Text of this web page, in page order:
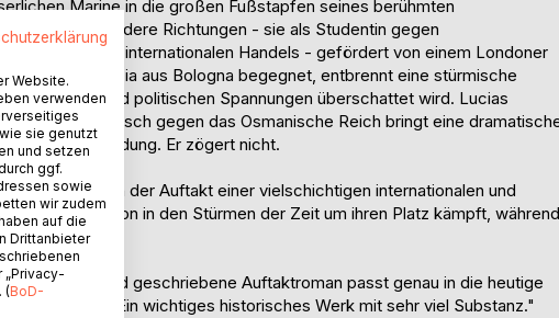
Marine in die großen Fußstapfen seines berühmten
drängen in andere Richtungen - sie als Studentin gegen
Welt des internationalen Handels - gefördert von einem Londoner
Studentin Lucia aus Bologna begegnet, entbrennt eine stürmische
und politischen Spannungen überschattet wird. Lucias
- der Aufmarsch gegen das Osmanische Reich bringt eine
Entscheidung. Er zögert nicht.
entfaltet sich der Auftakt einer vielschichtigen internationalen und
Generation in den Stürmen der Zeit um ihren Platz kämpft, während
geschriebene Auftaktroman passt genau in die heutige
nie scheint. Ein wichtiges historisches Werk mit sehr viel Substanz."
Website.
verwenden
sie genutzt
und setzen
ggf.
sowie
wir zudem
auf die
Drittanbieter
„Privacy-
(BoD-